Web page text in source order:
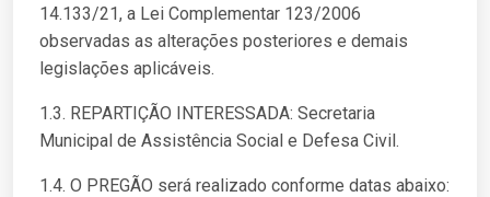
14.133/21, a Lei Complementar 123/2006
observadas as alterações posteriores e demais
legislações aplicáveis.
1.3. REPARTIÇÃO INTERESSADA: Secretaria
Municipal de Assistência Social e Defesa Civil.
1.4. O PREGÃO será realizado conforme datas abaixo: